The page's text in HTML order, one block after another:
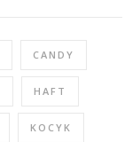
CANDY
HAFT
KOCYK